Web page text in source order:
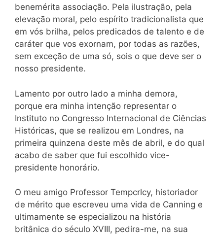
benemérita associação. Pela ilustração, pela
elevação moral, pelo espírito tradicionalista que
em vós brilha, pelos predicados de talento e de
caráter que vos exornam, por todas as razões,
sem exceção de uma só, sois o que deve ser o
nosso presidente.
Lamento por outro lado a minha demora,
porque era minha intenção representar o
Instituto no Congresso Internacional de Ciências
Históricas, que se realizou em Londres, na
primeira quinzena deste mês de abril, e do qual
acabo de saber que fui escolhido vice-
presidente honorário.
O meu amigo Professor Tempcrlcy, historiador
de mérito que escreveu uma vida de Canning e
ultimamente se especializou na história
britânica do século XVIII, pedira-me, na sua